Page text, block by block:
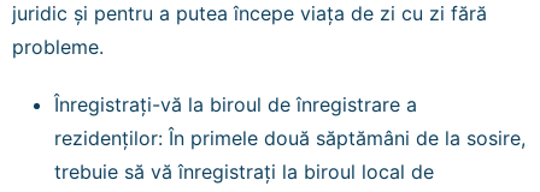
juridic și pentru a putea începe viața de zi cu zi fără
probleme.
Înregistrați-vă la biroul de înregistrare a
rezidenților: În primele două săptămâni de la sosire,
trebuie să vă înregistrați la biroul local de